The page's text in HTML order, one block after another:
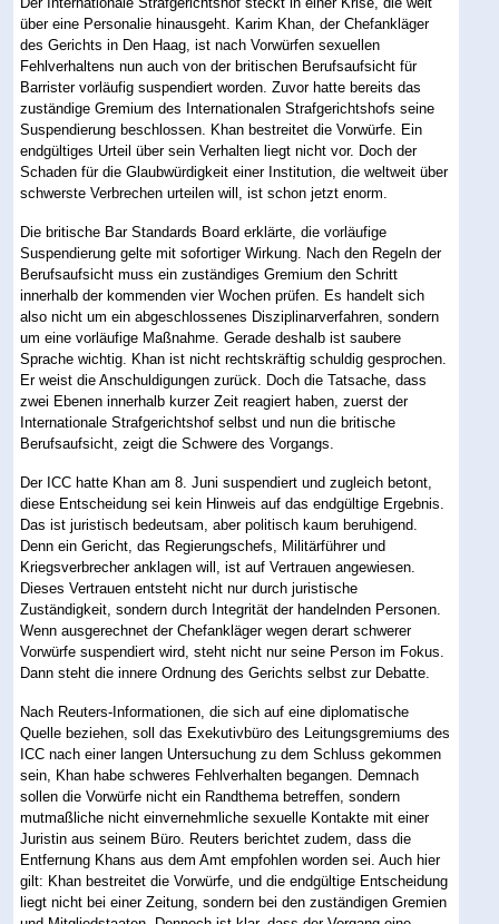
über eine Personalie hinausgeht. Karim Khan, der Chefankläger
des Gerichts in Den Haag, ist nach Vorwürfen sexuellen
Fehlverhaltens nun auch von der britischen Berufsaufsicht für
Barrister vorläufig suspendiert worden. Zuvor hatte bereits das
zuständige Gremium des Internationalen Strafgerichtshofs seine
Suspendierung beschlossen. Khan bestreitet die Vorwürfe. Ein
endgültiges Urteil über sein Verhalten liegt nicht vor. Doch der
Schaden für die Glaubwürdigkeit einer Institution, die weltweit über
schwerste Verbrechen urteilen will, ist schon jetzt enorm.
Die britische Bar Standards Board erklärte, die vorläufige
Suspendierung gelte mit sofortiger Wirkung. Nach den Regeln der
Berufsaufsicht muss ein zuständiges Gremium den Schritt
innerhalb der kommenden vier Wochen prüfen. Es handelt sich
also nicht um ein abgeschlossenes Disziplinarverfahren, sondern
um eine vorläufige Maßnahme. Gerade deshalb ist saubere
Sprache wichtig. Khan ist nicht rechtskräftig schuldig gesprochen.
Er weist die Anschuldigungen zurück. Doch die Tatsache, dass
zwei Ebenen innerhalb kurzer Zeit reagiert haben, zuerst der
Internationale Strafgerichtshof selbst und nun die britische
Berufsaufsicht, zeigt die Schwere des Vorgangs.
Der ICC hatte Khan am 8. Juni suspendiert und zugleich betont,
diese Entscheidung sei kein Hinweis auf das endgültige Ergebnis.
Das ist juristisch bedeutsam, aber politisch kaum beruhigend.
Denn ein Gericht, das Regierungschefs, Militärführer und
Kriegsverbrecher anklagen will, ist auf Vertrauen angewiesen.
Dieses Vertrauen entsteht nicht nur durch juristische
Zuständigkeit, sondern durch Integrität der handelnden Personen.
Wenn ausgerechnet der Chefankläger wegen derart schwerer
Vorwürfe suspendiert wird, steht nicht nur seine Person im Fokus.
Dann steht die innere Ordnung des Gerichts selbst zur Debatte.
Nach Reuters-Informationen, die sich auf eine diplomatische
Quelle beziehen, soll das Exekutivbüro des Leitungsgremiums des
ICC nach einer langen Untersuchung zu dem Schluss gekommen
sein, Khan habe schweres Fehlverhalten begangen. Demnach
sollen die Vorwürfe nicht ein Randthema betreffen, sondern
mutmaßliche nicht einvernehmliche sexuelle Kontakte mit einer
Juristin aus seinem Büro. Reuters berichtet zudem, dass die
Entfernung Khans aus dem Amt empfohlen worden sei. Auch hier
gilt: Khan bestreitet die Vorwürfe, und die endgültige Entscheidung
liegt nicht bei einer Zeitung, sondern bei den zuständigen Gremien